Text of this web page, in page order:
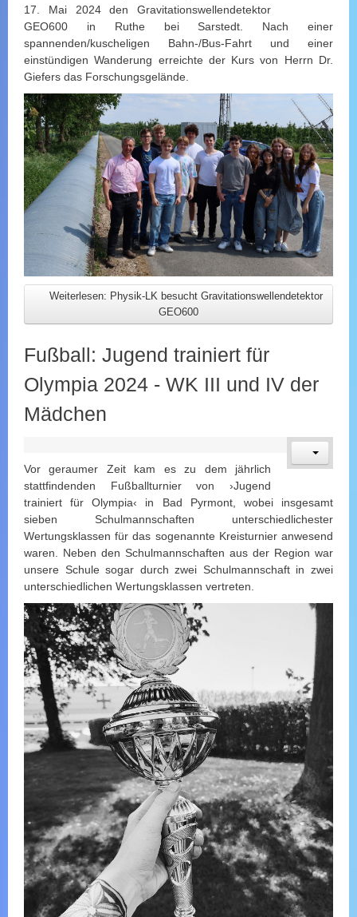
17. Mai 2024 den Gravitationswellendetektor
GEO600 in Ruthe bei Sarstedt. Nach einer
spannenden/kuscheligen Bahn-/Bus-Fahrt und einer
einstündigen Wanderung erreichte der Kurs von Herrn Dr.
Giefers das Forschungsgelände.
Weiterlesen: Physik-LK besucht Gravitationswellendetektor
GEO600
Fußball: Jugend trainiert für
Olympia 2024 - WK III und IV der
Mädchen
Vor geraumer Zeit kam es zu dem jährlich
stattfindenden Fußballturnier von ›Jugend
trainiert für Olympia‹ in Bad Pyrmont, wobei insgesamt
sieben Schulmannschaften unterschiedlichester
Wertungsklassen für das sogenannte Kreisturnier anwesend
waren. Neben den Schulmannschaften aus der Region war
unsere Schule sogar durch zwei Schulmannschaft in zwei
unterschiedlichen Wertungsklassen vertreten.